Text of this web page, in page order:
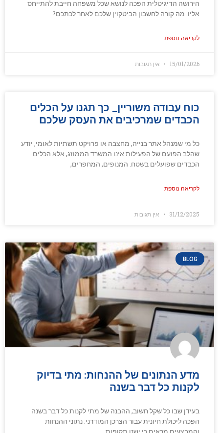
הירושה הדיגיטלית הפכה לנושא שכל משפחה חייבת להתייחס
אליו. מה קורה לחשבון הביטקוין שלכם לאחר לכתכם?
לקריאה נוספת
15/01/2026 אין תגובות
כוח עבודה משוריין_ כך תגנו על הכלים
הכבדים שמרכיבים את העסק שלכם
כל מי שמנהל אתר בנייה, מחצבה או פרויקט תשתיות לאומי, יודע
שהלב הפועם של הפעילות אינו המשרד הממוזג, אלא הכלים
הכבדים שפועלים בשטח. המנופים, המחפרים,
לקריאה נוספת
31/12/2025 אין תגובות
BLOG
מדע הנתונים של ההנחות: מתי בדיוק
לקנות כל דבר בשנה
בעידן שבו כל שקל חשוב, ההבנה של מתי לקנות כל דבר בשנה
הפכה ליכולת חיונית עבור הצרכן המודרני. נתוני ההנחות